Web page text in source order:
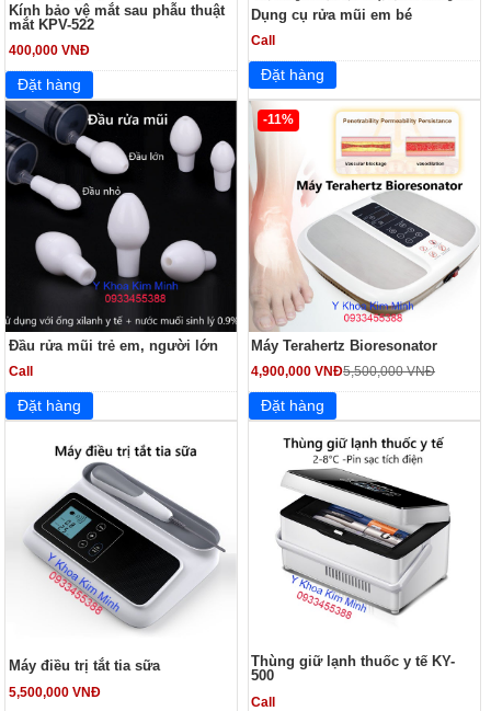
Kính bảo vệ mắt sau phẫu thuật
mắt KPV-522
400,000 VNĐ
Dụng cụ rửa mũi em bé
Call
Đầu rửa mũi trẻ em, người lớn
Call
-11%
Máy Terahertz Bioresonator
4,900,000 VNĐ5,500,000 VNĐ
Máy điều trị tắt tia sữa
5,500,000 VNĐ
Thùng giữ lạnh thuốc y tế KY-
500
Call